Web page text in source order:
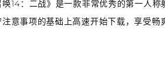
14：二战》是一款非常优秀的第一人
意事项的基础上高速开始下载，享受畅